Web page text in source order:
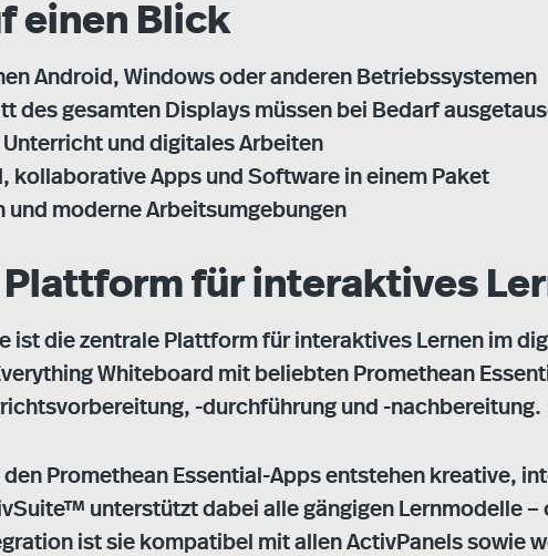
einen Blick
Android, Windows oder anderen Betriebssystemen
des gesamten Displays müssen bei Bedarf
und digitales Arbeiten
Apps und Software in einem Paket
moderne Arbeitsumgebungen
für interaktives
ist die zentrale Plattform für interaktives Lernen im
Whiteboard mit beliebten Promethean
-durchführung und -nachbereitung.
Promethean Essential-Apps entstehen kreative,
unterstützt dabei alle gängigen Lernmodelle –
ist sie kompatibel mit allen ActivPanels sowie